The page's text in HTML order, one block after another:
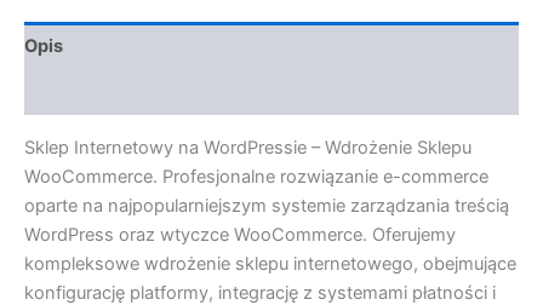
Opis
Sklep Internetowy na WordPressie – Wdrożenie Sklepu
WooCommerce. Profesjonalne rozwiązanie e-commerce
oparte na najpopularniejszym systemie zarządzania treścią
WordPress oraz wtyczce WooCommerce. Oferujemy
kompleksowe wdrożenie sklepu internetowego, obejmujące
konfigurację platformy, integrację z systemami płatności i